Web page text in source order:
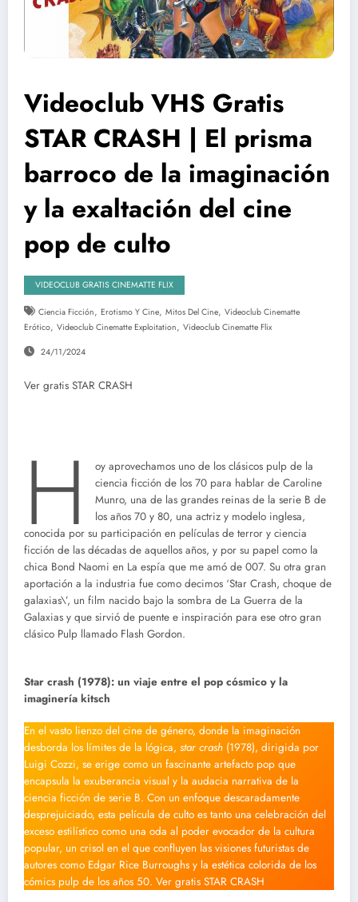
Videoclub VHS Gratis
STAR CRASH | El prisma
barroco de la imaginación
y la exaltación del cine
pop de culto
VIDEOCLUB GRATIS CINEMATTE FLIX
Ciencia Ficción, Erotismo Y Cine, Mitos Del Cine, Videoclub Cinematte
Erótico, Videoclub Cinematte Exploitation, Videoclub Cinematte Flix
24/11/2024
Ver gratis STAR CRASH
H
oy aprovechamos uno de los clásicos pulp de la
ciencia ficción de los 70 para hablar de Caroline
Munro, una de las grandes reinas de la serie B de
los años 70 y 80, una actriz y modelo inglesa,
conocida por su participación en películas de terror y ciencia
ficción de las décadas de aquellos años, y por su papel como la
chica Bond Naomi en La espía que me amó de 007. Su otra gran
aportación a la industria fue como decimos ‘Star Crash, choque de
galaxias\’, un film nacido bajo la sombra de La Guerra de la
Galaxias y que sirvió de puente e inspiración para ese otro gran
clásico Pulp llamado Flash Gordon.
Star crash (1978): un viaje entre el pop cósmico y la
imaginería kitsch
En el vasto lienzo del cine de género, donde la imaginación
desborda los límites de la lógica, star crash (1978), dirigida por
Luigi Cozzi, se erige como un fascinante artefacto pop que
encapsula la exuberancia visual y la audacia narrativa de la
ciencia ficción de serie B. Con un enfoque descaradamente
desprejuiciado, esta película de culto es tanto una celebración del
exceso estilístico como una oda al poder evocador de la cultura
popular, un crisol en el que confluyen las visiones futuristas de
autores como Edgar Rice Burroughs y la estética colorida de los
cómics pulp de los años 50. Ver gratis STAR CRASH